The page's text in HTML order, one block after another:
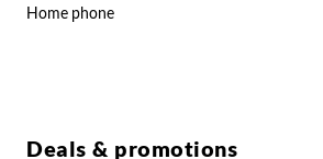
Home phone
Deals & promotions